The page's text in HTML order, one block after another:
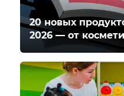
20 новых
2026 — от